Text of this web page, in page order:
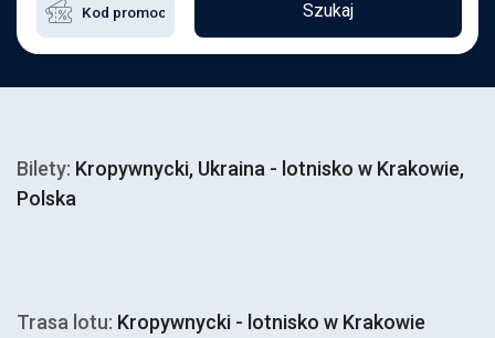
Szukaj
Bilety: Kropywnycki, Ukraina - lotnisko w Krakowie,
Polska
Trasa lotu: Kropywnycki - lotnisko w Krakowie